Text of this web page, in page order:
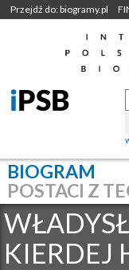
Przejdź do: biogramy.pl
BIOGRAM
POSTACI Z
KIERDEJ